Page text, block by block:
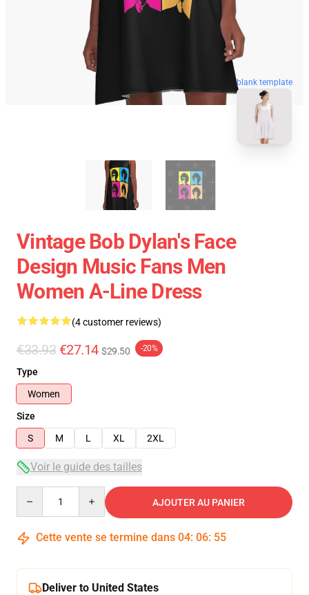
blank template
Vintage Bob Dylan's Face
Design Music Fans Men
Women A-Line Dress
(4 customer reviews)
€33.93 €27.14 $29.50 -20%
Type
Women
Size
S
M L XL 2XL
Voir le guide des tailles
AJOUTER AU PANIER
Cette vente se termine dans 04: 06: 54
Deliver to United States